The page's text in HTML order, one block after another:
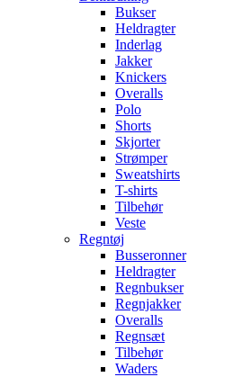
Bukser
Heldragter
Inderlag
Jakker
Knickers
Overalls
Polo
Shorts
Skjorter
Strømper
Sweatshirts
T-shirts
Tilbehør
Veste
Regntøj
Busseronner
Heldragter
Regnbukser
Regnjakker
Overalls
Regnsæt
Tilbehør
Waders